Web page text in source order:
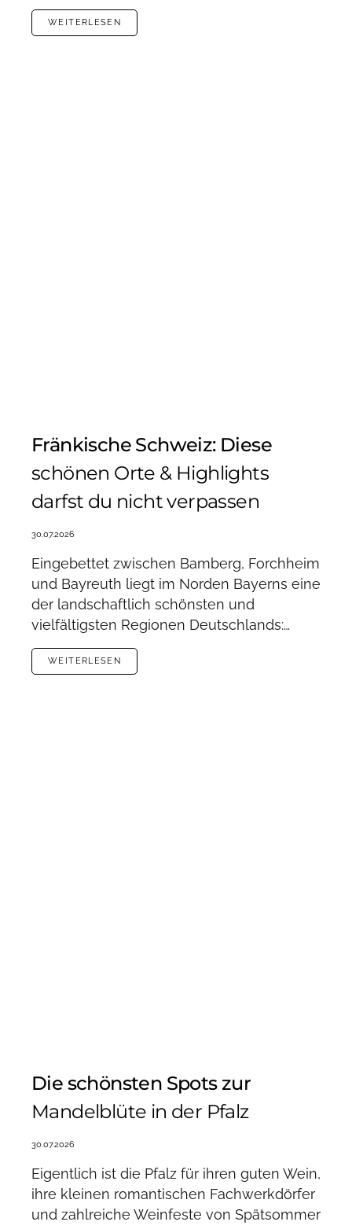
WEITERLESEN
Fränkische Schweiz: Diese
schönen Orte & Highlights
darfst du nicht verpassen
30.07.2026
Eingebettet zwischen Bamberg, Forchheim
und Bayreuth liegt im Norden Bayerns eine
der landschaftlich schönsten und
vielfältigsten Regionen Deutschlands:…
WEITERLESEN
Die schönsten Spots zur
Mandelblüte in der Pfalz
30.07.2026
Eigentlich ist die Pfalz für ihren guten Wein,
ihre kleinen romantischen Fachwerkdörfer
und zahlreiche Weinfeste von Spätsommer